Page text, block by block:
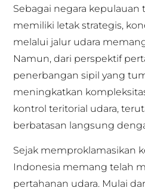
Sebagai negara kepulauan
memiliki letak strategis,
melalui jalur udara
Namun, dari perspektif
penerbangan sipil yang
meningkatkan
kontrol teritorial udara,
berbatasan langsung
Sejak memproklamasikan
Indonesia memang telah
pertahanan udara. Mulai